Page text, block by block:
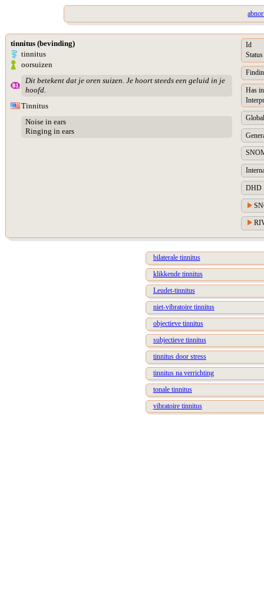
tinnitus (bevinding)
tinnitus
oorsuizen
Dit betekent dat je oren suizen. Je hoort steeds een geluid in je
hoofd.
Tinnitus
Noise in ears
Ringing in ears
Id
Status
Has
DHD
bilaterale tinnitus
klikkende tinnitus
Leudet-tinnitus
niet-vibratoire tinnitus
objectieve tinnitus
subjectieve tinnitus
tinnitus door stress
tinnitus na verrichting
tonale tinnitus
vibratoire tinnitus